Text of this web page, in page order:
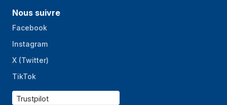
Nous suivre
Facebook
Instagram
X (Twitter)
TikTok
Trustpilot